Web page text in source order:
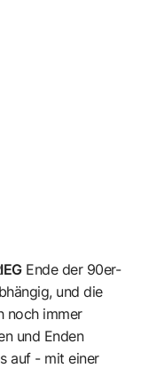
Ende der 90er-
und die
noch immer
und Enden
auf - mit einer